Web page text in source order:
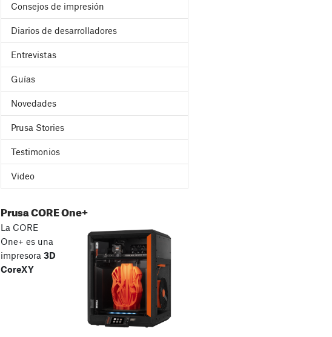
Consejos de impresión
Diarios de desarrolladores
Entrevistas
Guías
Novedades
Prusa Stories
Testimonios
Video
Prusa CORE One+
La CORE
One+ es una
impresora 3D
CoreXY